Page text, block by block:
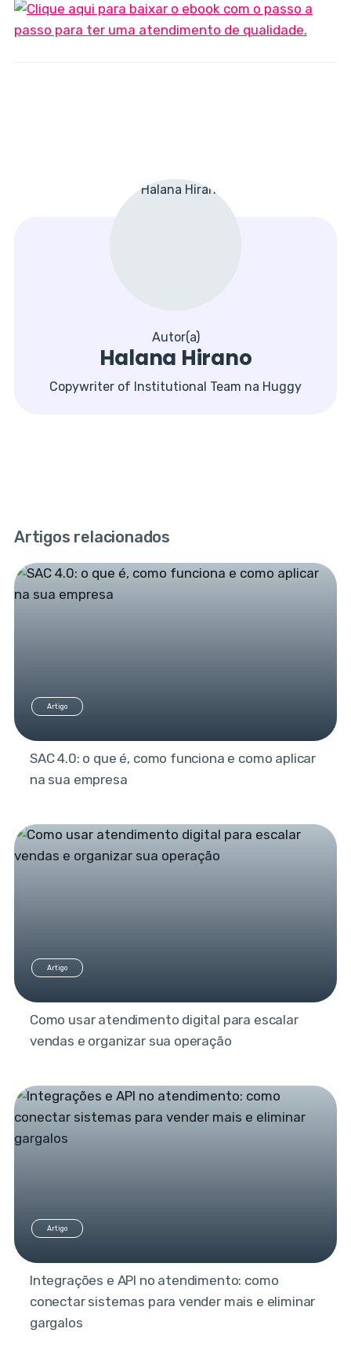
Autor(a)
Halana Hirano
Copywriter of Institutional Team na Huggy
Artigos relacionados
Artigo
SAC 4.0: o que é, como funciona e como aplicar
na sua empresa
Artigo
Como usar atendimento digital para escalar
vendas e organizar sua operação
Artigo
Integrações e API no atendimento: como
conectar sistemas para vender mais e eliminar
gargalos